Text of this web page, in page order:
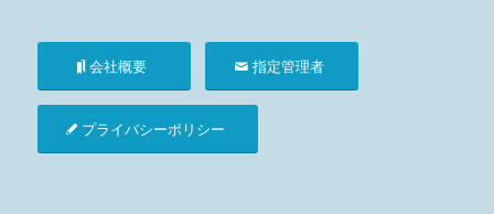
会社概要 指定管理者
プライバシーポリシー